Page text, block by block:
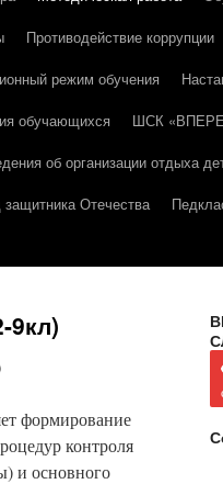
Противодействие коррупции
режим обучения
обучающихся ШСК
об организации отдыха
защитника Отечества
9кл)
формирование
контроля
и основного